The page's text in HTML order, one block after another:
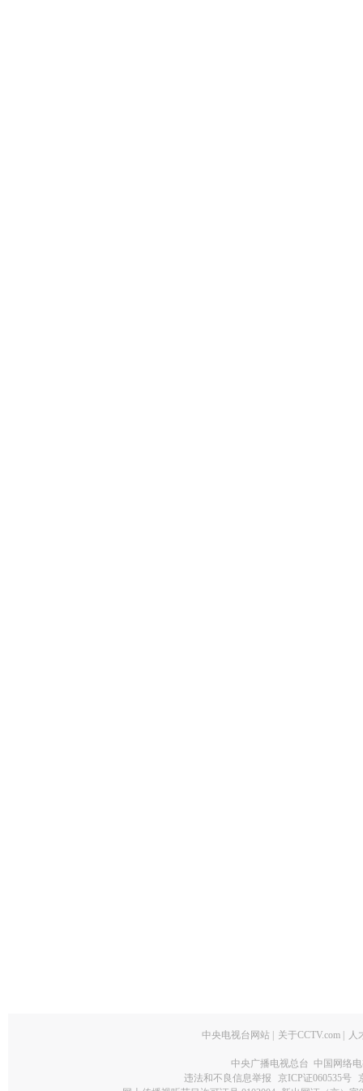
中央电视台网站 关于CCTV.com 人
中央广播电视总台 中国网络
违法和不良信息举报
京ICP证060535号